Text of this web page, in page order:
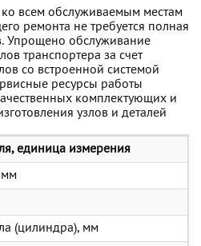
всем обслуживаемым местам
ремонта не требуется полная
Упрощено обслуживание
транспортера за счет
со встроенной системой
ресурсы работы
комплектующих и
узлов и деталей
единица измерения
мм
(цилиндра), мм